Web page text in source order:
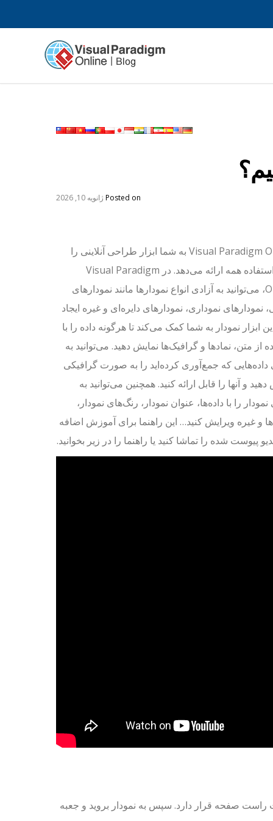
Posted onژانویه 10, 2026
Visual Paradigm Online به شما ابزار طراحی آنلاینی را
برای استفاده همه ارائه می‌دهد. در Visual Paradigm
Online، می‌توانید به آزادی انواع نمودارها مانند نمودارهای
نمودارهای نموداری، نمودارهای دایره‌ای و غیره ایجاد
ابزار نمودار به شما کمک می‌کند تا هرگونه داده را با
از متن، نمادها و گرافیک‌ها نمایش دهید. می‌توانید به
داده‌هایی که جمع‌آوری کرده‌اید را به صورت گرافیکی
و آنها را قابل ارائه کنید. همچنین می‌توانید به
را با داده‌ها، عنوان نمودار، رنگ‌های نمودار،
و غیره ویرایش کنید… این راهنما برای آموزش اضافه
راست صفحه قرار دارد. سپس به نمودار بروید و جعبه